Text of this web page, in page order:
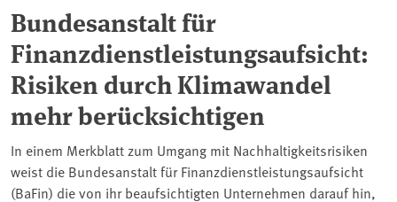
Bundesanstalt für
Finanzdienstleistungsaufsicht:
Risiken durch Klimawandel
mehr berücksichtigen
In einem Merkblatt zum Umgang mit Nachhaltigkeitsrisiken
weist die Bundesanstalt für Finanzdienstleistungsaufsicht
(BaFin) die von ihr beaufsichtigten Unternehmen darauf hin,